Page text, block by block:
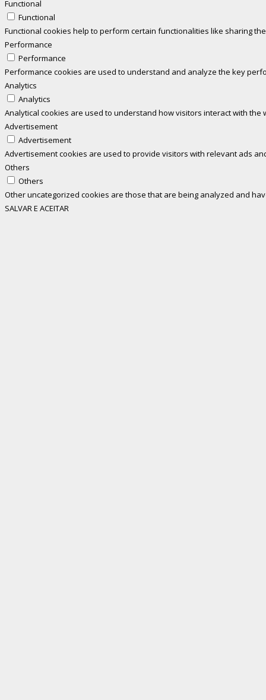
Functional
Functional
Functional cookies help to perform certain functionalities like sharing
Performance
Performance
Performance cookies are used to understand and analyze the key
Analytics
Analytics
Analytical cookies are used to understand how visitors interact with
Advertisement
Advertisement
Advertisement cookies are used to provide visitors with relevant ads
Others
Others
Other uncategorized cookies are those that are being analyzed and
SALVAR E ACEITAR